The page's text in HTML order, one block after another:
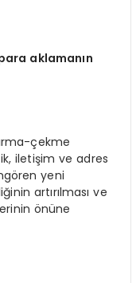
aklamanın
çekme
iletişim ve adres
yeni
artırılması ve
önüne